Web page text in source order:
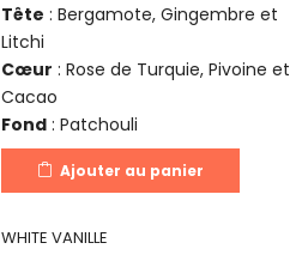
Tête : Bergamote, Gingembre et
Litchi
Cœur : Rose de Turquie, Pivoine et
Cacao
Fond : Patchouli
Ajouter au panier
WHITE VANILLE